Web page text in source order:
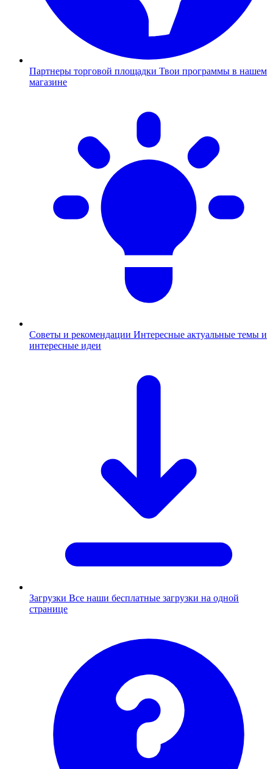
Партнеры торговой площадки Твои программы в нашем
магазине
Советы и рекомендации Интересные актуальные темы и
интересные идеи
Загрузки Все наши бесплатные загрузки на одной
странице